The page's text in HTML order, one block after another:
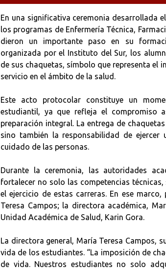
En una significativa ceremonia desarrollada
los programas de Enfermería Técnica,
dieron un importante paso en su
organizada por el Instituto del Sur, los
de sus chaquetas, símbolo que representa el
servicio en el ámbito de la salud.
Este acto protocolar constituye un
estudiantil, ya que refleja el compromiso
preparación integral. La entrega de
sino también la responsabilidad de
cuidado de las personas.
Durante la ceremonia, las autoridades
fortalecer no solo las competencias
el ejercicio de estas carreras. En ese
Teresa Campos; la directora académica,
Unidad Académica de Salud, Karin Gora.
La directora general, María Teresa Campos,
vida de los estudiantes. “La imposición de
de vida. Nuestros estudiantes no solo